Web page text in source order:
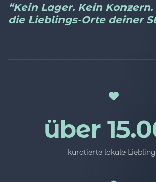
“Kein Lager. Kein
die Lieblings-Orte deiner
über
kuratierte lokale